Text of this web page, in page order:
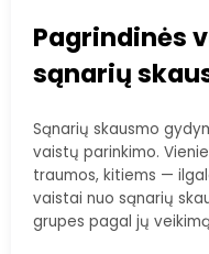
Pagrindinės
sąnarių
Sąnarių skausmo
vaistų parinkimo.
traumos, kitiems —
vaistai nuo sąnarių
grupes pagal jų